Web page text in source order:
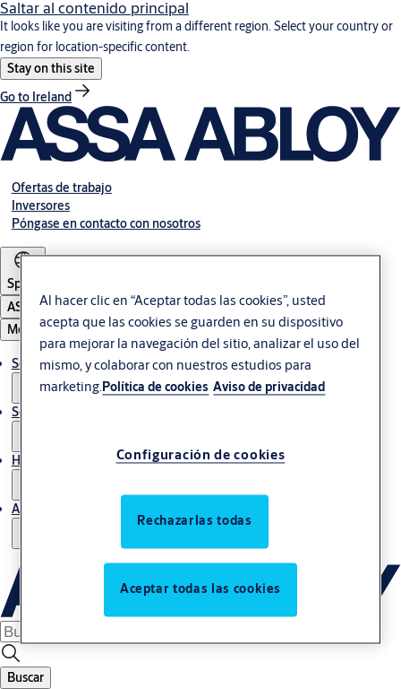
Saltar al contenido principal
It looks like you are visiting from a different region. Select your country or
region for location-specific content.
Stay on this site
Go to Ireland
Ofertas de trabajo
Inversores
Póngase en contacto con nosotros
Spain
ASSA ABLOY Group
Menú
Soluciones
Servicio de mantenimiento
Historias
Acerca de nosotros
Buscar
Al hacer clic en “Aceptar todas las cookies”, usted
acepta que las cookies se guarden en su dispositivo
para mejorar la navegación del sitio, analizar el uso del
mismo, y colaborar con nuestros estudios para
marketing.Política de cookies Aviso de privacidad
Configuración de cookies
Rechazarlas todas
Aceptar todas las cookies